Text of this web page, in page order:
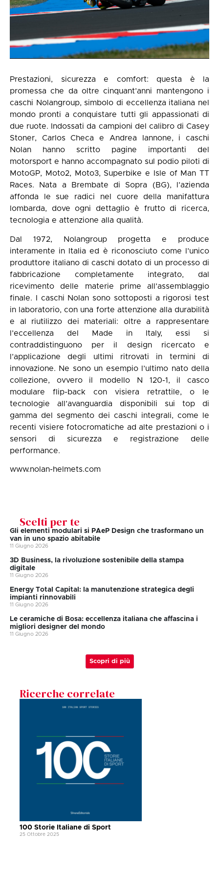
Prestazioni, sicurezza e comfort: questa è la
promessa che da oltre cinquant’anni mantengono i
caschi Nolangroup, simbolo di eccellenza italiana nel
mondo pronti a conquistare tutti gli appassionati di
due ruote. Indossati da campioni del calibro di Casey
Stoner, Carlos Checa e Andrea Iannone, i caschi
Nolan hanno scritto pagine importanti del
motorsport e hanno accompagnato sul podio piloti di
MotoGP, Moto2, Moto3, Superbike e Isle of Man TT
Races. Nata a Brembate di Sopra (BG), l’azienda
affonda le sue radici nel cuore della manifattura
lombarda, dove ogni dettaglio è frutto di ricerca,
tecnologia e attenzione alla qualità.
Dal 1972, Nolangroup progetta e produce
interamente in Italia ed è riconosciuto come l’unico
produttore italiano di caschi dotato di un processo di
fabbricazione completamente integrato, dal
ricevimento delle materie prime all’assemblaggio
finale. I caschi Nolan sono sottoposti a rigorosi test
in laboratorio, con una forte attenzione alla durabilità
e al riutilizzo dei materiali: oltre a rappresentare
l’eccellenza del Made in Italy, essi si
contraddistinguono per il design ricercato e
l’applicazione degli ultimi ritrovati in termini di
innovazione. Ne sono un esempio l’ultimo nato della
collezione, ovvero il modello N 120-1, il casco
modulare flip-back con visiera retrattile, o le
tecnologie all’avanguardia disponibili sui top di
gamma del segmento dei caschi integrali, come le
recenti visiere fotocromatiche ad alte prestazioni o i
sensori di sicurezza e registrazione delle
performance.
www.nolan-helmets.com
Scelti per te
Gli elementi modulari si PAeP Design che trasformano un
van in uno spazio abitabile
11 Giugno 2026
3D Business, la rivoluzione sostenibile della stampa
digitale
11 Giugno 2026
Energy Total Capital: la manutenzione strategica degli
impianti rinnovabili
11 Giugno 2026
Le ceramiche di Bosa: eccellenza italiana che affascina i
migliori designer del mondo
11 Giugno 2026
Scopri di più
Ricerche correlate
100 Storie Italiane di Sport
25 Ottobre 2025